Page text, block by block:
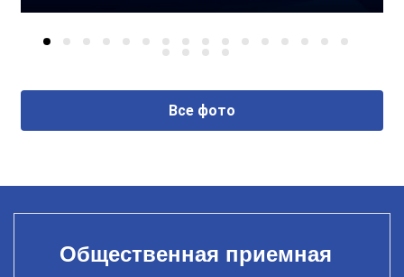
Все фото
Общественная приемная